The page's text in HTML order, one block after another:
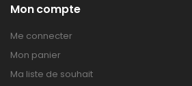
Mon compte
Me connecter
Mon panier
Ma liste de souhait